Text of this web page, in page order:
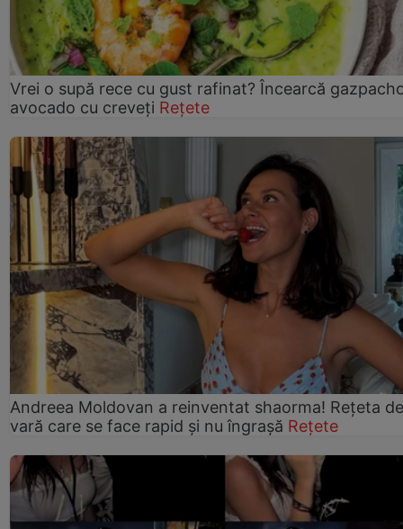
Vrei o supă rece cu gust rafinat? Încearcă
avocado cu creveți Rețete
Andreea Moldovan a reinventat shaorma! Rețeta de
vară care se face rapid și nu îngrașă Rețete